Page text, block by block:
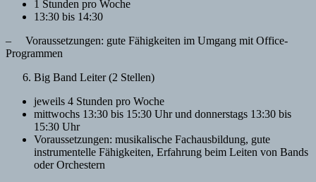
1 Stunden pro Woche
13:30 bis 14:30
– Voraussetzungen: gute Fähigkeiten im Umgang mit Office-
Programmen
Big Band Leiter (2 Stellen)
jeweils 4 Stunden pro Woche
mittwochs 13:30 bis 15:30 Uhr und donnerstags 13:30 bis
15:30 Uhr
Voraussetzungen: musikalische Fachausbildung, gute
instrumentelle Fähigkeiten, Erfahrung beim Leiten von Bands
oder Orchestern